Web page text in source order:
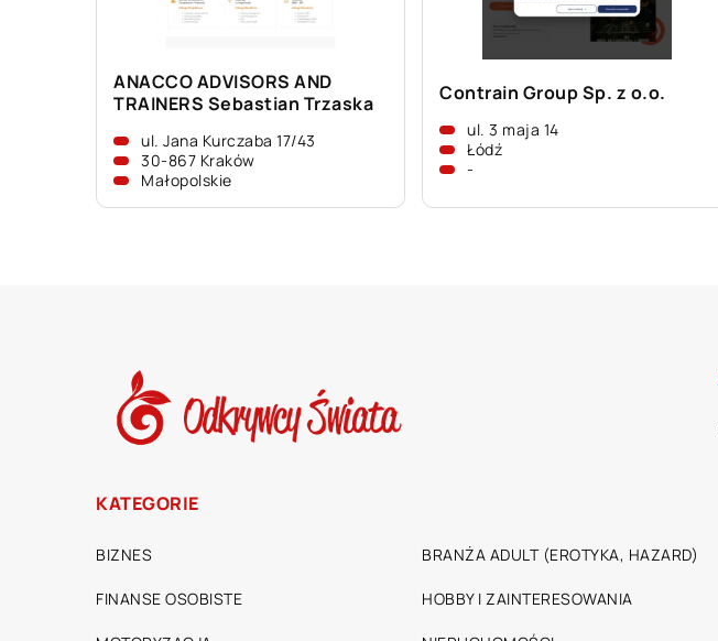
ANACCO ADVISORS AND
TRAINERS Sebastian Trzaska
ul. Jana Kurczaba 17/43
30-867 Kraków
Małopolskie
Contrain Group Sp. z o.o.
ul. 3 maja 14
Łódź
-
KATEGORIE
BIZNES BRANŻA ADULT (EROTYKA, HAZARD)
FINANSE OSOBISTE HOBBY I ZAINTERESOWANIA